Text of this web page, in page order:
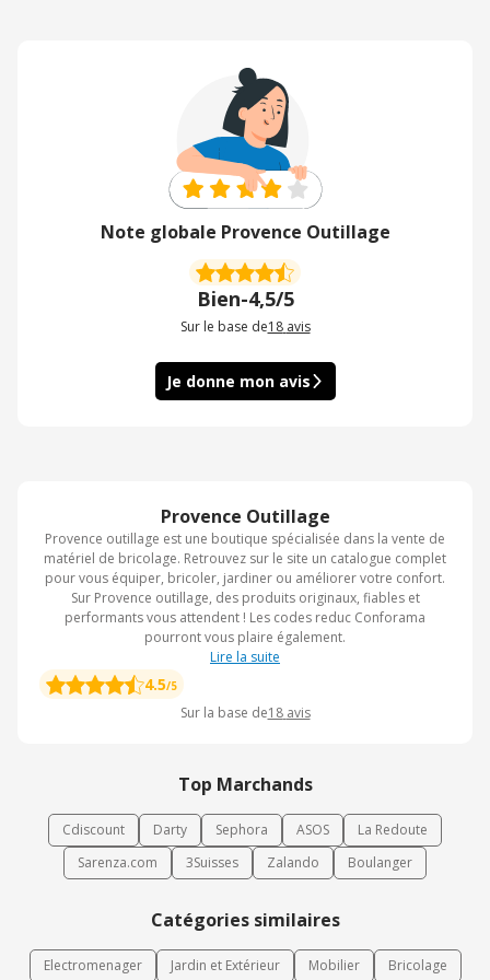
Provence Outillage
Provence outillage est une boutique spécialisée dans la vente de
matériel de bricolage. Retrouvez sur le site un catalogue complet
pour vous équiper, bricoler, jardiner ou améliorer votre confort.
Sur Provence outillage, des produits originaux, fiables et
performants vous attendent ! Les codes reduc Conforama
pourront vous plaire également.
Lire la suite
4.5/5
Sur la base de18 avis
Top Marchands
Cdiscount Darty Sephora ASOS
La Redoute
Sarenza.com
3Suisses Zalando Boulanger
Catégories similaires
Electromenager Jardin et Extérieur Mobilier Bricolage
Note globale Provence Outillage
Bien-4,5/5
Sur le base de18 avis
Je donne mon avis